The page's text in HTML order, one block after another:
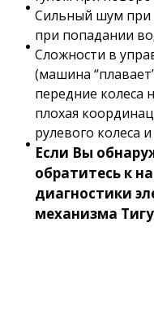
Сильный шум при
при попадании
Сложности в
(машина
передние колеса
плохая
рулевого колеса
Если Вы
обратитесь к
диагностики
механизма